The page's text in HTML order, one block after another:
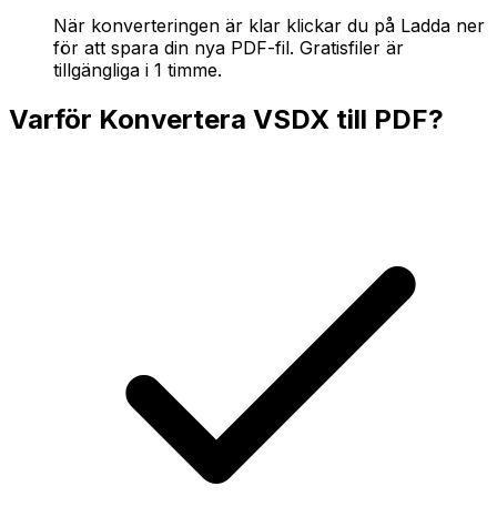
När konverteringen är klar klickar du på Ladda ner
för att spara din nya PDF-fil. Gratisfiler är
tillgängliga i 1 timme.
Varför Konvertera VSDX till PDF?